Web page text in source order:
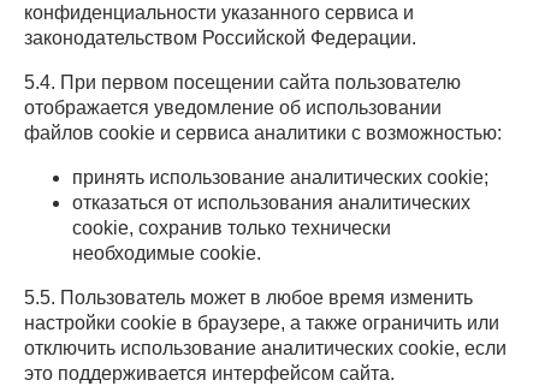
конфиденциальности указанного сервиса и
законодательством Российской Федерации.
5.4. При первом посещении сайта пользователю
отображается уведомление об использовании
файлов cookie и сервиса аналитики с возможностью:
принять использование аналитических cookie;
отказаться от использования аналитических
cookie, сохранив только технически
необходимые cookie.
5.5. Пользователь может в любое время изменить
настройки cookie в браузере, а также ограничить или
отключить использование аналитических cookie, если
это поддерживается интерфейсом сайта.